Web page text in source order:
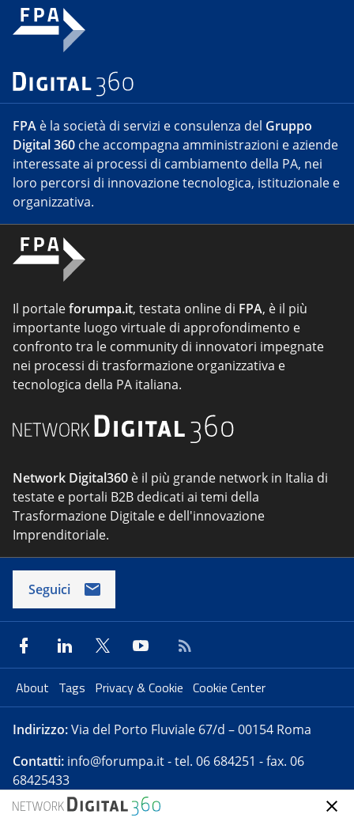
FPA è la società di servizi e consulenza del Gruppo
Digital 360 che accompagna amministrazioni e aziende
interessate ai processi di cambiamento della PA, nei
loro percorsi di innovazione tecnologica, istituzionale e
organizzativa.
Il portaleforumpa.it, testata online di FPA, è il più
importante luogo virtuale di approfondimento e
confronto tra le community di innovatori impegnate
nei processi di trasformazione organizzativa e
tecnologica della PA italiana.
Network Digital360 è il più grande network in Italia di
testate e portali B2B dedicati ai temi della
Trasformazione Digitale e dell'innovazione
Imprenditoriale.
Seguici
About Tags Privacy & Cookie Cookie Center
Indirizzo:Via del Porto Fluviale 67/d – 00154 Roma
Contatti: info@forumpa.it- tel. 06 684251 - fax. 06
68425433